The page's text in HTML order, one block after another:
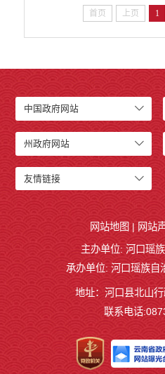
社会救助
应急预案
首页 上页 1
中国政府网站
州政府网站
友情链接
网站地图 | 网站
主办单位: 河口瑶
承办单位: 河口瑶族自
地址：河口县北山
联系电话